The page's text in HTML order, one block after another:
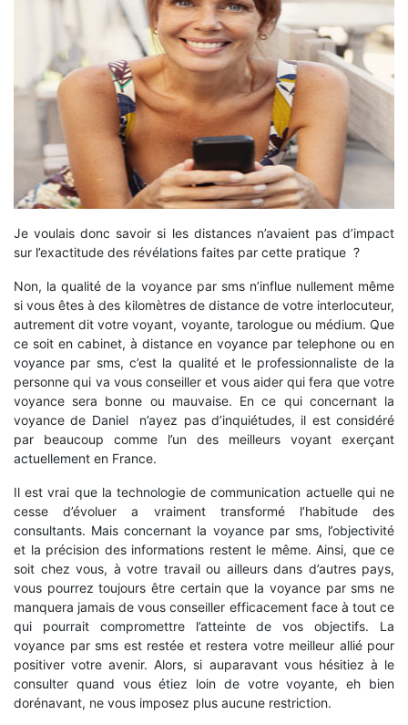
Je voulais donc savoir si les distances n’avaient pas d’impact
sur l’exactitude des révélations faites par cette pratique ?
Non, la qualité de la voyance par sms n’influe nullement même
si vous êtes à des kilomètres de distance de votre interlocuteur,
autrement dit votre voyant, voyante, tarologue ou médium. Que
ce soit en cabinet, à distance en voyance par telephone ou en
voyance par sms, c’est la qualité et le professionnaliste de la
personne qui va vous conseiller et vous aider qui fera que votre
voyance sera bonne ou mauvaise. En ce qui concernant la
voyance de Daniel n’ayez pas d’inquiétudes, il est considéré
par beaucoup comme l’un des meilleurs voyant exerçant
actuellement en France.
Il est vrai que la technologie de communication actuelle qui ne
cesse d’évoluer a vraiment transformé l’habitude des
consultants. Mais concernant la voyance par sms, l’objectivité
et la précision des informations restent le même. Ainsi, que ce
soit chez vous, à votre travail ou ailleurs dans d’autres pays,
vous pourrez toujours être certain que la voyance par sms ne
manquera jamais de vous conseiller efficacement face à tout ce
qui pourrait compromettre l’atteinte de vos objectifs. La
voyance par sms est restée et restera votre meilleur allié pour
positiver votre avenir. Alors, si auparavant vous hésitiez à le
consulter quand vous étiez loin de votre voyante, eh bien
dorénavant, ne vous imposez plus aucune restriction.